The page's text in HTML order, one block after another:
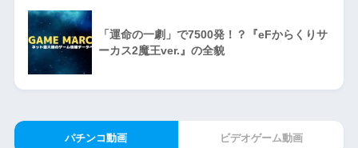
「運命の一劇」で7500発！？『eFからくりサ
ーカス2魔王ver.』の全貌
パチンコ動画 ビデオゲーム動画